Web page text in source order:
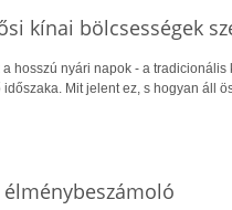
kínai bölcsességek
a hosszú nyári napok - a
időszaka. Mit jelent ez, s hogyan áll